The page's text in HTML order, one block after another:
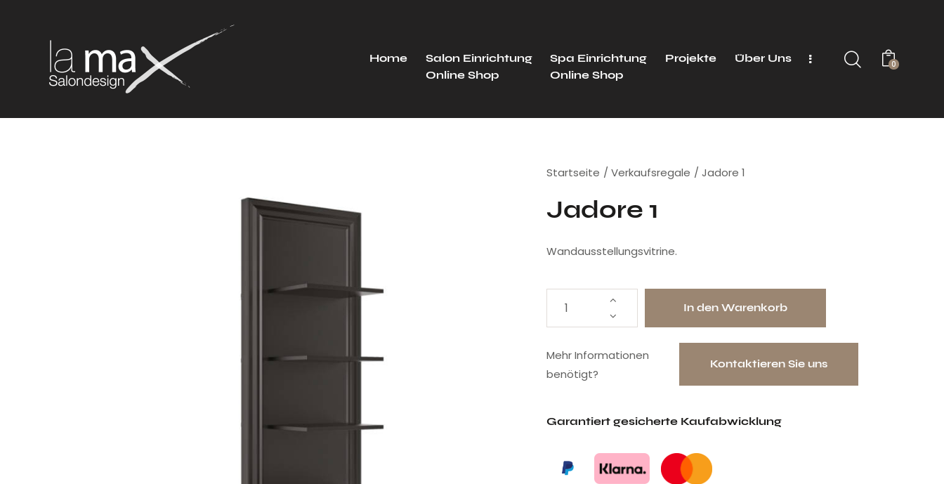
Home
Salon Einrichtung
Online Shop
Spa Einrichtung
Online Shop
Projekte Über Uns 0
Startseite Verkaufsregale Jadore 1
Jadore 1
Wandausstellungsvitrine.
In den Warenkorb
Mehr Informationen
benötigt?
Kontaktieren Sie uns
Garantiert gesicherte Kaufabwicklung